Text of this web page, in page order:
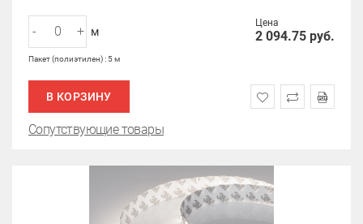
Цена
2 094.75 руб.
- + м
Пакет (полиэтилен) : 5 м
В КОРЗИНУ
Сопутствующие товары